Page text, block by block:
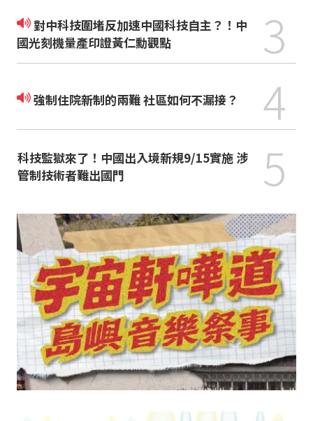
對中科技圍堵反加速中國科技自主？！中
國光刻機量產印證黃仁勳觀點
3
強制住院新制的兩難 社區如何不漏接？ 4
科技監獄來了！中國出入境新規9/15實施 涉
管制技術者難出國門
5